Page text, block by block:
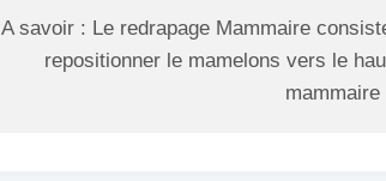
A savoir : Le redrapage Mammaire
repositionner le mamelons vers le